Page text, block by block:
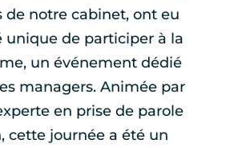
de notre cabinet, ont eu
unique de participer à la
un événement dédié
managers. Animée par
en prise de parole
cette journée a été un